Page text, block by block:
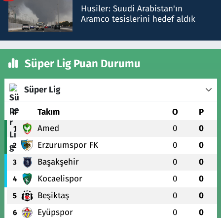
Husiler: Suudi Arabistan'ın
Aramco tesislerini hedef aldık
Süper Lig Puan Durumu
Süper Lig
# Takım O P
1 Amed 0 0
2 Erzurumspor FK 0 0
3 Başakşehir 0 0
4 Kocaelispor 0 0
5 Beşiktaş 0 0
6 Eyüpspor 0 0